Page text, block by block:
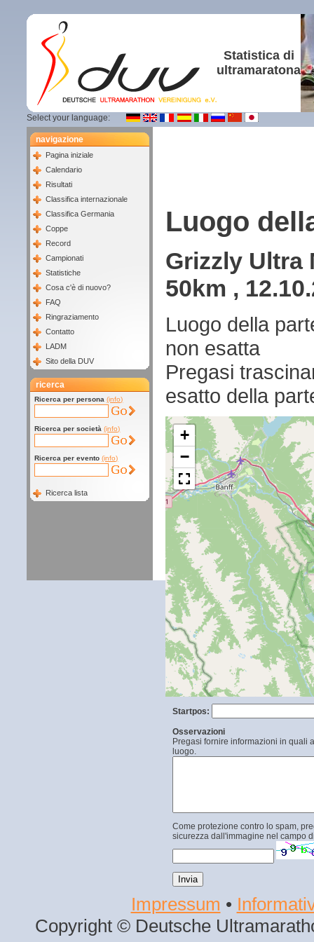
Statistica di
ultramaratona
Select your language:
navigazione
Pagina iniziale
Calendario
Risultati
Classifica internazionale
Classifica Germania
Coppe
Record
Campionati
Statistiche
Cosa c'è di nuovo?
FAQ
Ringraziamento
Contatto
LADM
Sito della DUV
ricerca
Ricerca per persona (info)
Ricerca per società (info)
Ricerca per evento (info)
Ricerca lista
Luogo
Grizzly Ultra
50km ,
Luogo della
non esatta
Pregasi
esatto della
+
−
Startpos:
Osservazioni
Pregasi fornire informazioni in quali
luogo.
Come protezione contro lo spam,
sicurezza dall'immagine nel campo
Impressum •
Copyright © Deutsche